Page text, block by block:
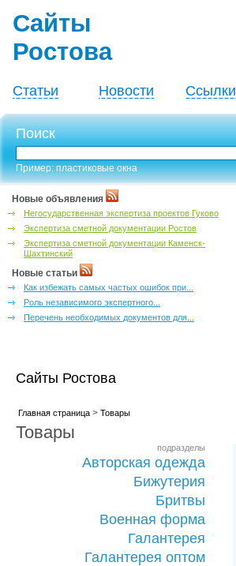
Сайты
Ростова
Статьи Новости Ссылки
Поиск
Пример: пластиковые окна
Новые объявления
Негосударственная экспертиза проектов Гуково
Экспертиза сметной документации Ростов
Экспертиза сметной документации Каменск-
Шахтинский
Новые статьи
Как избежать самых частых ошибок при...
Роль независимого экспертного...
Перечень необходимых документов для...
Сайты Ростова
Главная страница> Товары
Товары
подразделы
Авторская одежда
Бижутерия
Бритвы
Военная форма
Галантерея
Галантерея оптом